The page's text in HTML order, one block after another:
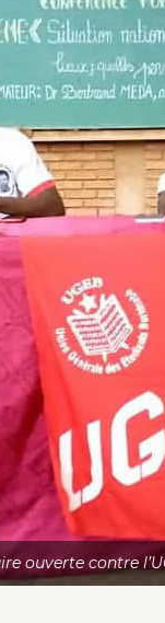
ouverte contre